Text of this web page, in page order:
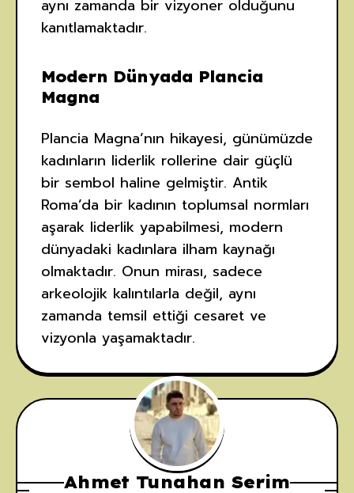
aynı zamanda bir vizyoner olduğunu
kanıtlamaktadır.
Modern Dünyada Plancia
Magna
Plancia Magna’nın hikayesi, günümüzde
kadınların liderlik rollerine dair güçlü
bir sembol haline gelmiştir. Antik
Roma’da bir kadının toplumsal normları
aşarak liderlik yapabilmesi, modern
dünyadaki kadınlara ilham kaynağı
olmaktadır. Onun mirası, sadece
arkeolojik kalıntılarla değil, aynı
zamanda temsil ettiği cesaret ve
vizyonla yaşamaktadır.
Ahmet Tunahan Serim